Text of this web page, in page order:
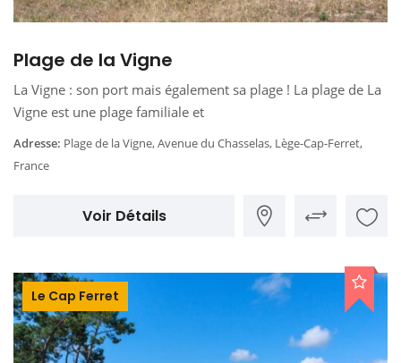
Plage de la Vigne
La Vigne : son port mais également sa plage ! La plage de La
Vigne est une plage familiale et
Adresse: Plage de la Vigne, Avenue du Chasselas, Lège-Cap-Ferret,
France
Voir Détails
Le Cap Ferret